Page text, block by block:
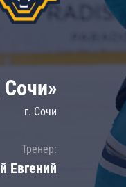
Локомотив
ЦСКА
Шанхайские Драконы
г. Сочи
Тренер:
Евгений